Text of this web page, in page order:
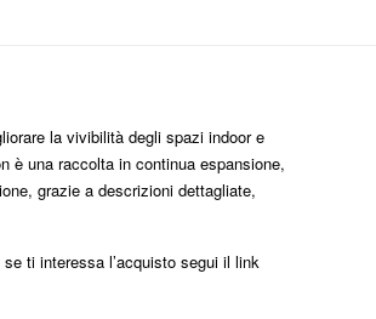
la vivibilità degli spazi indoor e
è una raccolta in continua espansione,
grazie a descrizioni dettagliate,
ti interessa l’acquisto segui il link